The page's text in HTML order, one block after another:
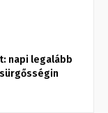
napi legalább